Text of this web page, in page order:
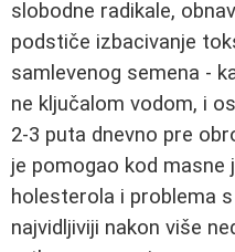
slobodne radikale,
podstiče izbacivanje
samlevenog semena -
ne ključalom vodom, i
2-3 puta dnevno pre
je pomogao kod masne
holesterola i problema
najvidljiviji nakon više